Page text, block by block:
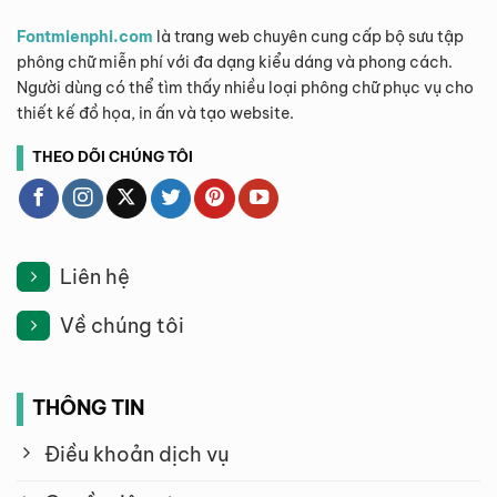
Fontmienphi.com là trang web chuyên cung cấp bộ sưu tập
phông chữ miễn phí với đa dạng kiểu dáng và phong cách.
Người dùng có thể tìm thấy nhiều loại phông chữ phục vụ cho
thiết kế đồ họa, in ấn và tạo website.
THEO DÕI CHÚNG TÔI
Liên hệ
Về chúng tôi
THÔNG TIN
Điều khoản dịch vụ